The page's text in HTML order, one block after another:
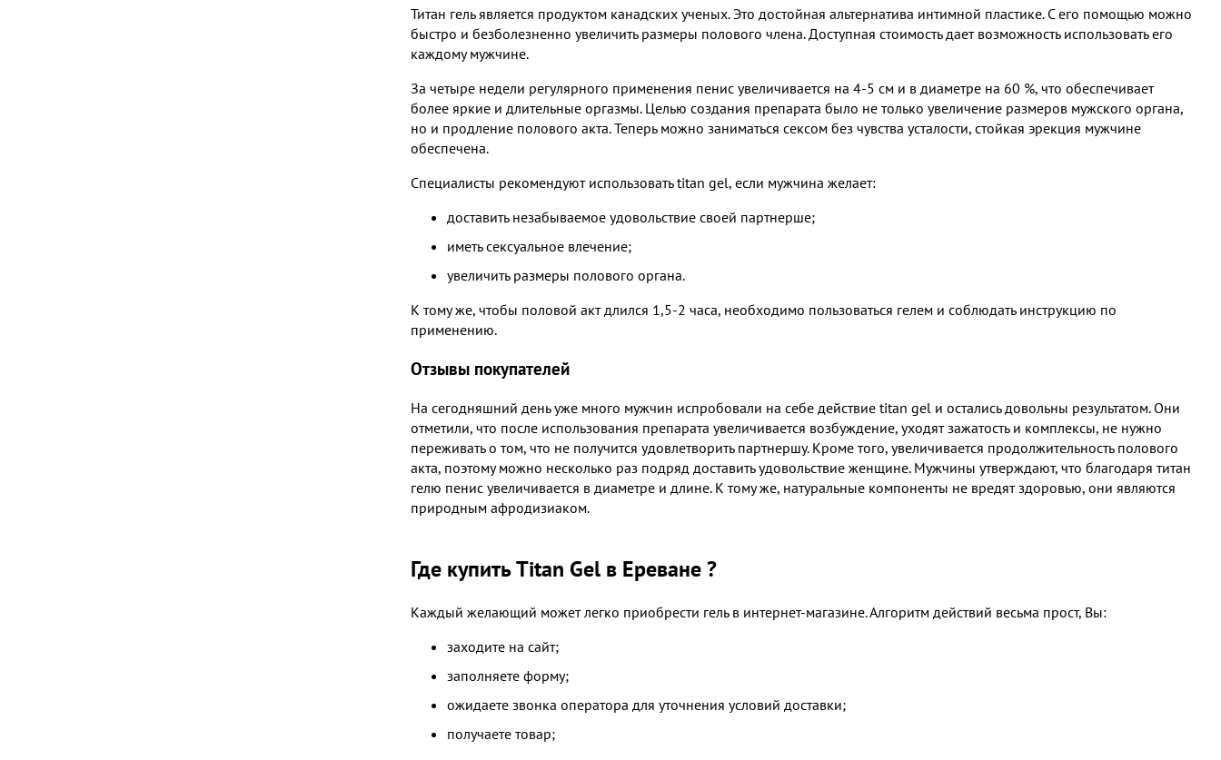
Титан гель является продуктом канадских ученых. Это достойная альтернатива интимной пластике. С его помощью можно
быстро и безболезненно увеличить размеры полового члена. Доступная стоимость дает возможность использовать его
каждому мужчине.
За четыре недели регулярного применения пенис увеличивается на 4-5 см и в диаметре на 60 %, что обеспечивает
более яркие и длительные оргазмы. Целью создания препарата было не только увеличение размеров мужского органа,
но и продление полового акта. Теперь можно заниматься сексом без чувства усталости, стойкая эрекция мужчине
обеспечена.
Специалисты рекомендуют использовать titan gel, если мужчина желает:
доставить незабываемое удовольствие своей партнерше;
иметь сексуальное влечение;
увеличить размеры полового органа.
К тому же, чтобы половой акт длился 1,5-2 часа, необходимо пользоваться гелем и соблюдать инструкцию по
применению.
Отзывы покупателей
На сегодняшний день уже много мужчин испробовали на себе действие titan gel и остались довольны результатом. Они
отметили, что после использования препарата увеличивается возбуждение, уходят зажатость и комплексы, не нужно
переживать о том, что не получится удовлетворить партнершу. Кроме того, увеличивается продолжительность полового
акта, поэтому можно несколько раз подряд доставить удовольствие женщине. Мужчины утверждают, что благодаря титан
гелю пенис увеличивается в диаметре и длине. К тому же, натуральные компоненты не вредят здоровью, они являются
природным афродизиаком.
Где купить Titan Gel в Ереване ?
Каждый желающий может легко приобрести гель в интернет-магазине. Алгоритм действий весьма прост, Вы:
заходите на сайт;
заполняете форму;
ожидаете звонка оператора для уточнения условий доставки;
получаете товар;